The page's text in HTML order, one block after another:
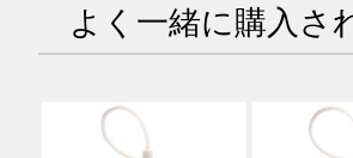
よく一緒に購入さ